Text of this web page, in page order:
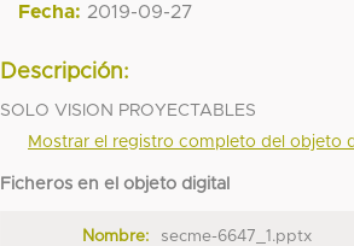
Fecha: 2019-09-27
Descripción:
SOLO VISION PROYECTABLES
Mostrar el registro completo del objeto
Ficheros en el objeto digital
Nombre:
secme-6647_1.pptx